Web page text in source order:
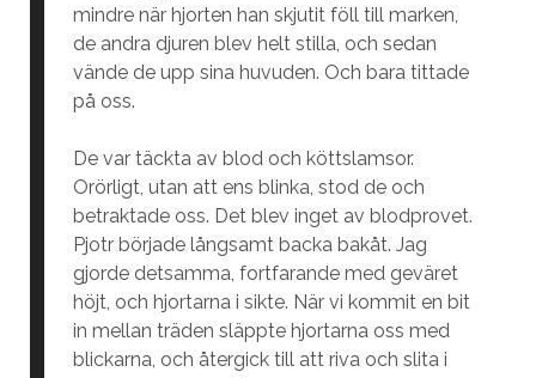
mindre när hjorten han skjutit föll till marken,
de andra djuren blev helt stilla, och sedan
vände de upp sina huvuden. Och bara tittade
på oss.
De var täckta av blod och köttslamsor.
Orörligt, utan att ens blinka, stod de och
betraktade oss. Det blev inget av blodprovet.
Pjotr började långsamt backa bakåt. Jag
gjorde detsamma, fortfarande med geväret
höjt, och hjortarna i sikte. När vi kommit en bit
in mellan träden släppte hjortarna oss med
blickarna, och återgick till att riva och slita i